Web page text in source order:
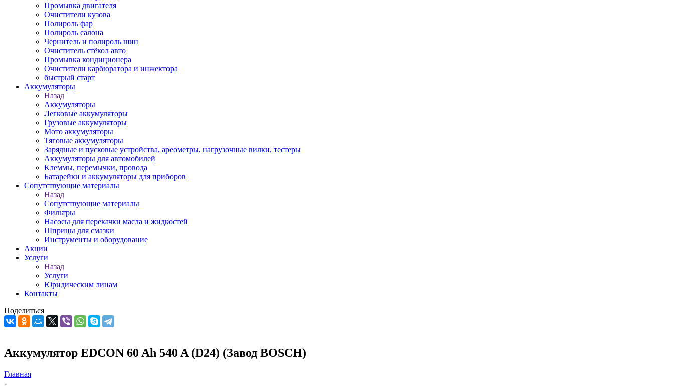
Промывка двигателя
Очистители кузова
Полироль фар
Полироль салона
Чернитель и полироль шин
Очиститель стёкол авто
Промывка кондиционера
Очистители карбюратора и инжектора
быстрый старт
Аккумуляторы
Назад
Аккумуляторы
Легковые аккумуляторы
Грузовые аккумуляторы
Мото аккумуляторы
Тяговые аккумуляторы
Зарядные и пусковые устройства, ареометры, нагрузочные вилки, тестеры
Аккумуляторы для автомобилей
Клеммы, перемычки, провода
Батарейки и аккумуляторы для приборов
Сопутствующие материалы
Назад
Сопутствующие материалы
Фильтры
Насосы для перекачки масла и жидкостей
Шприцы для смазки
Инструменты и оборудование
Акции
Услуги
Назад
Услуги
Юридическим лицам
Контакты
Поделиться
Аккумулятор EDCON 60 Ah 540 A (D24) (Завод BOSCH)
Главная
-